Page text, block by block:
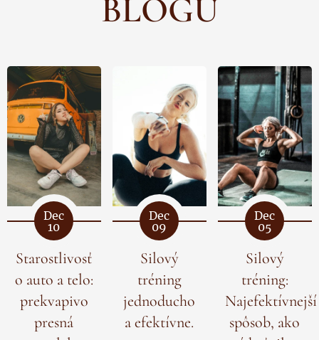
BLOGU
Dec
10
Starostlivosť
o auto a telo:
prekvapivo
presná
Dec
09
Silový
tréning
jednoducho
a efektívne.
Dec
05
Silový
tréning:
Najefektívnejší
spôsob, ako